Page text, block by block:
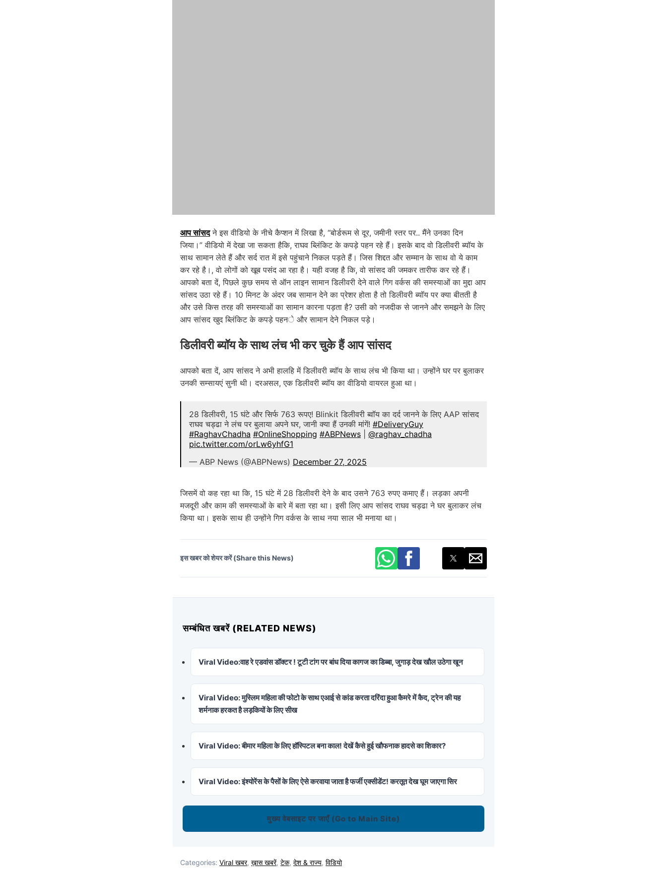
आप सांसदने इस वीडियो के नीचे कैप्शन में लिखा है, “बोर्डरूम से दूर, जमीनी स्तर पर.. मैंने उनका दिन
जिया।” वीडियो में देखा जा सकता हैकि, राघव ब्लिंकिट के कपड़े पहन रहे हैं। इसके बाद वो डिलीवरी ब्यॉय के
साथ सामान लेते हैं और सर्द रात में इसे पहुंचाने निकल पड़ते हैं। जिस शिद्दत और सम्मान के साथ वो ये काम
कर रहे है।, वो लोगों को खूब पसंद आ रहा है। यही वजह है कि, वो सांसद की जमकर तारीफ कर रहे हैं।
आपको बता दें, पिछले कुछ समय से ऑन लाइन सामान डिलीवरी देने वाले गिग वर्कस की समस्याओं का मुद्दा आप
सांसद उठा रहे हैं। 10 मिनट के अंदर जब सामान देने का प्रेशर होता है तो डिलीवरी ब्यॉय पर क्या बीतती है
और उसे किस तरह की समस्याओं का सामान कारना पड़ता है? उसी को नजदीक से जानने और समझने के लिए
आप सांसद खुद ब्लिंकिट के कपड़े पहने और सामान देने निकल पड़े।
डिलीवरी ब्यॉय के साथ लंच भी कर चुके हैं आप सांसद
आपको बता दें, आप सांसद ने अभी हालहि में डिलीवरी ब्यॉय के साथ लंच भी किया था। उन्होंने घर पर बुलाकर
उनकी सम्सायएं सुनी थी। दरअसल, एक डिलीवरी ब्यॉय का वीडियो वायरल हुआ था।
28 डिलीवरी, 15 घंटे और सिर्फ 763 रूपए! Blinkit डिलीवरी ब्वॉय का दर्द जानने के लिए AAP सांसद
राघव चड्ढा ने लंच पर बुलाया अपने घर, जानी क्या हैं उनकी मांगें! #DeliveryGuy
#RaghavChadha #OnlineShopping #ABPNews
@raghav_chadha
pic.twitter.com/orLw6yhfG1
— ABP News (@ABPNews) December 27, 2025
जिसमें वो कह रहा था कि, 15 घंटे में 28 डिलीवरी देने के बाद उसने 763 रुपए कमाए हैं। लड़का अपनी
मजदूरी और काम की समस्याओं के बारे में बता रहा था। इसी लिए आप सांसद राघव चड्ढा ने घर बुलाकर लंच
किया था। इसके साथ ही उन्होंने गिग वर्कस के साथ नया साल भी मनाया था।
इस खबर को शेयर करें (Share this News)
सम्बंधित खबरें (RELATED NEWS)
Viral Video:वाह रे एडवांस डॉक्टर ! टूटी टांग पर बांध दिया कागज का डिब्बा, जुगाड़ देख खौल उठेगा खून
Viral Video: मुस्लिम महिला की फोटो के साथ एआई से कांड करता दरिंदा हुआ कैमरे में कैद, ट्रेन की यह
शर्मनाक हरकत है लड़कियों के लिए सीख
Viral Video: बीमार महिला के लिए हॉस्पिटल बना काल! देखें कैसे हुई खौफनाक हादसे का शिकार?
Viral Video: इंश्योरेंस के पैसों के लिए ऐसे करवाया जाता है फर्जी एक्सीडेंट! करतूत देख घूम जाएगा सिर
मुख्य वेबसाइट पर जाएँ (Go to Main Site)
Categories: Viral खबर, ख़ास खबरें, टेक, देश & राज्य, विडियो